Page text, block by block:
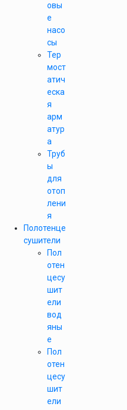
овы
е
насо
сы
Тер
мост
атич
еска
я
арм
атур
а
Труб
ы
для
отоп
лени
я
Полотенце
сушители
Пол
отен
цесу
шит
ели
вод
яны
е
Пол
отен
цесу
шит
ели